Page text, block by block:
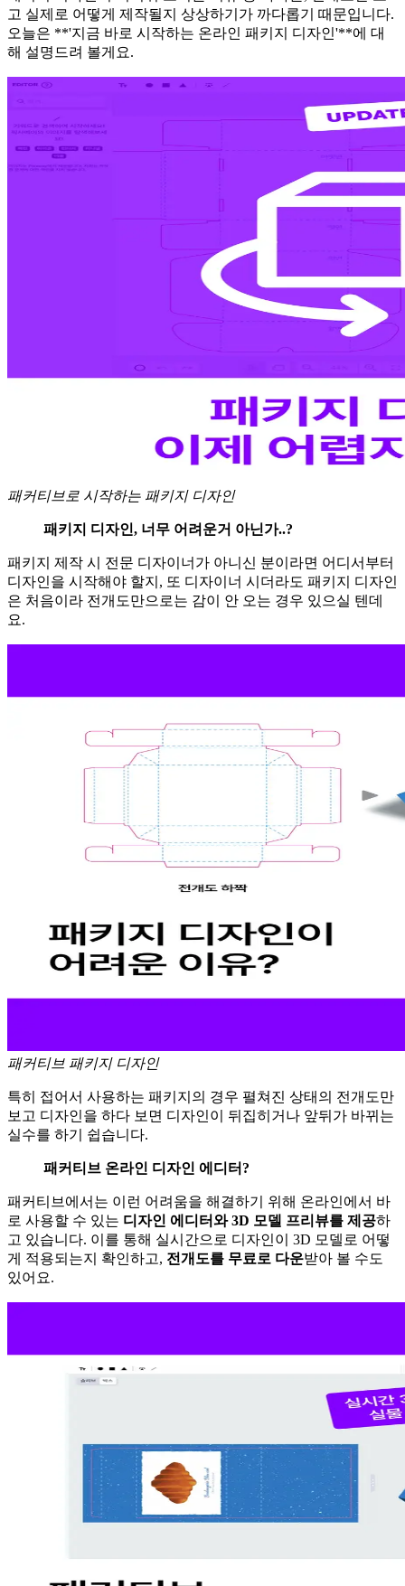
고 실제로 어떻게 제작될지 상상하기가 까다롭기 때문입니다.
오늘은 **'지금 바로 시작하는 온라인 패키지 디자인'**에 대
해 설명드려 볼게요.
패커티브로 시작하는 패키지 디자인
패키지 디자인, 너무 어려운거 아닌가..?
패키지 제작 시 전문 디자이너가 아니신 분이라면 어디서부터
디자인을 시작해야 할지, 또 디자이너 시더라도 패키지 디자인
은 처음이라 전개도만으로는 감이 안 오는 경우 있으실 텐데
요.
패커티브 패키지 디자인
특히 접어서 사용하는 패키지의 경우 펼쳐진 상태의 전개도만
보고 디자인을 하다 보면 디자인이 뒤집히거나 앞뒤가 바뀌는
실수를 하기 쉽습니다.
패커티브 온라인 디자인 에디터?
패커티브에서는 이런 어려움을 해결하기 위해 온라인에서 바
로 사용할 수 있는 디자인 에디터와 3D 모델 프리뷰를 제공하
고 있습니다. 이를 통해 실시간으로 디자인이 3D 모델로 어떻
게 적용되는지 확인하고, 전개도를 무료로 다운받아 볼 수도
있어요.